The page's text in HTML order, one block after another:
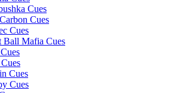
Cues
Cues
Cues
Ball Mafia Cues
Cues
Cues